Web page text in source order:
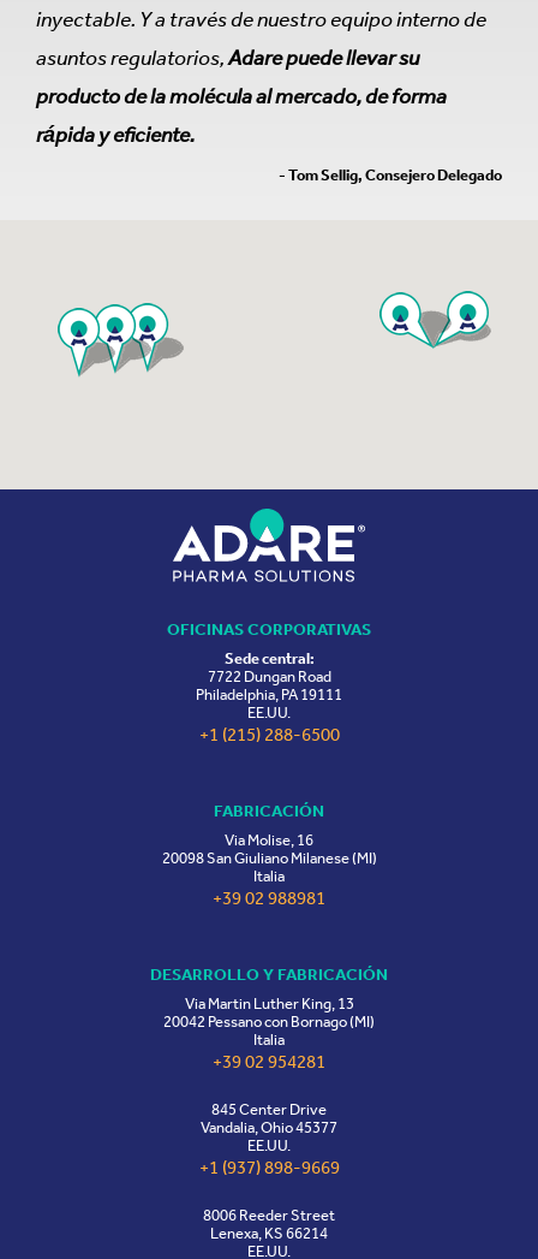
inyectable. Y a través de nuestro equipo interno de
asuntos regulatorios,Adare puede llevar su
producto de la molécula al mercado, de forma
rápida y eficiente.
- Tom Sellig, Consejero Delegado
OFICINAS CORPORATIVAS
Sede central:
7722 Dungan Road
Philadelphia, PA 19111
EE.UU.
+1 (215) 288-6500
FABRICACIÓN
Via Molise, 16
20098 San Giuliano Milanese (MI)
Italia
+39 02 988981
DESARROLLO Y FABRICACIÓN
Via Martin Luther King, 13
20042 Pessano con Bornago (MI)
Italia
+39 02 954281
845 Center Drive
Vandalia, Ohio 45377
EE.UU.
+1 (937) 898-9669
8006 Reeder Street
Lenexa, KS 66214
EE.UU.